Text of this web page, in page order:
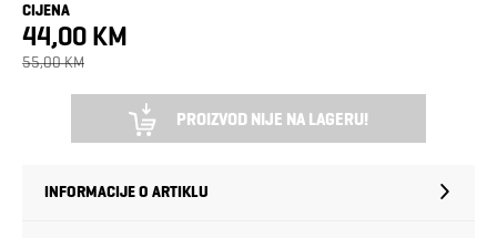
CIJENA
44,00 KM
55,00 KM
PROIZVOD NIJE NA LAGERU!
INFORMACIJE O ARTIKLU